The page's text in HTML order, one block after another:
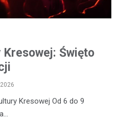
Święto
Kresowej Od 6 do 9